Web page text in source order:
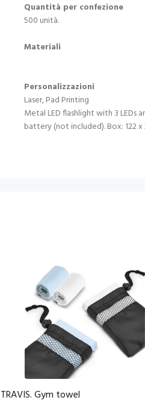
Quantità per confezione
500 unità.
Materiali
Personalizzazioni
Laser, Pad Printing
Metal LED flashlight with 3 LEDs
battery (not included). Box: 122 x
TRAVIS. Gym towel